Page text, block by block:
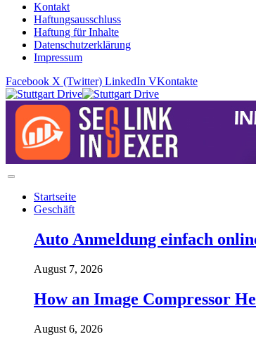
Kontakt
Haftungsausschluss
Haftung für Inhalte
Datenschutzerklärung
Impressum
Facebook X (Twitter) LinkedIn VKontakte
Startseite
Geschäft
Auto Anmeldung einfach
August 7, 2026
How an Image Compressor
August 6, 2026